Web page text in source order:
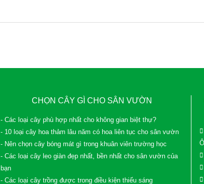
CHỌN CÂY GÌ CHO SÂN VƯỜN
- Các loại cây phù hợp nhất cho không gian biệt thự?
- 10 loại cây hoa thảm lâu năm có hoa liên tục cho sân vườn
- Nên chọn cây bóng mát gì trong khuân viên trường học
- Các loại cây leo giàn đẹp nhất, bền nhất cho sân vườn của
bạn
- Các loại cây trồng được trong điều kiện thiếu sáng